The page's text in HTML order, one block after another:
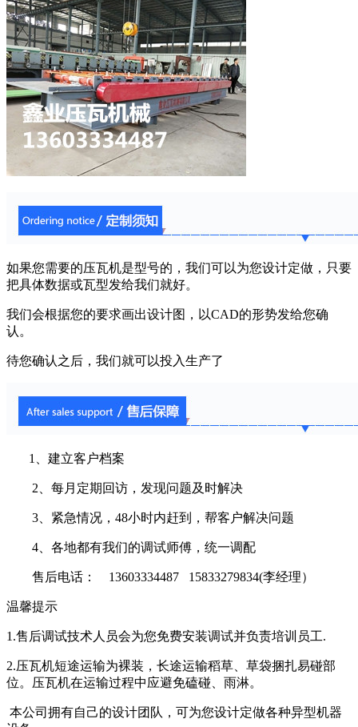
如果您需要的压瓦机是型号的，我们可以为您设计定做，只要
把具体数据或瓦型发给我们就好。
我们会根据您的要求画出设计图，以CAD的形势发给您确
认。
待您确认之后，我们就可以投入生产了
1、建立客户档案
2、每月定期回访，发现问题及时解决
3、紧急情况，48小时内赶到，帮客户解决问题
4、各地都有我们的调试师傅，统一调配
售后电话： 13603334487 15833279834(李经理）
温馨提示
1.售后调试技术人员会为您免费安装调试并负责培训员工.
2.压瓦机短途运输为裸装，长途运输稻草、草袋捆扎易碰部
位。压瓦机在运输过程中应避免磕碰、雨淋。
本公司拥有自己的设计团队，可为您设计定做各种异型机器